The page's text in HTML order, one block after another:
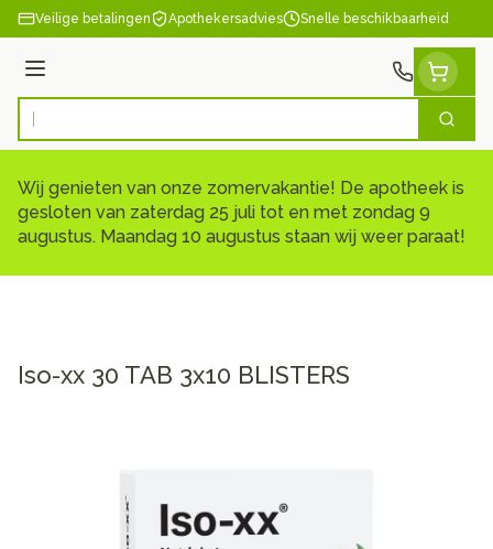
Ga naar de inhoud
Veilige betalingen Apothekersadvies Snelle beschikbaarheid
Menu
Product, merk, categorie... Zoek
Wij genieten van onze zomervakantie! De apotheek is
gesloten van zaterdag 25 juli tot en met zondag 9
augustus. Maandag 10 augustus staan wij weer paraat!
Iso-xx 30 TAB 3x10 BLISTERS